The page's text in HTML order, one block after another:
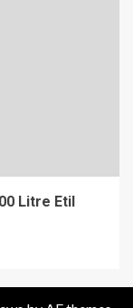
Litre Etil